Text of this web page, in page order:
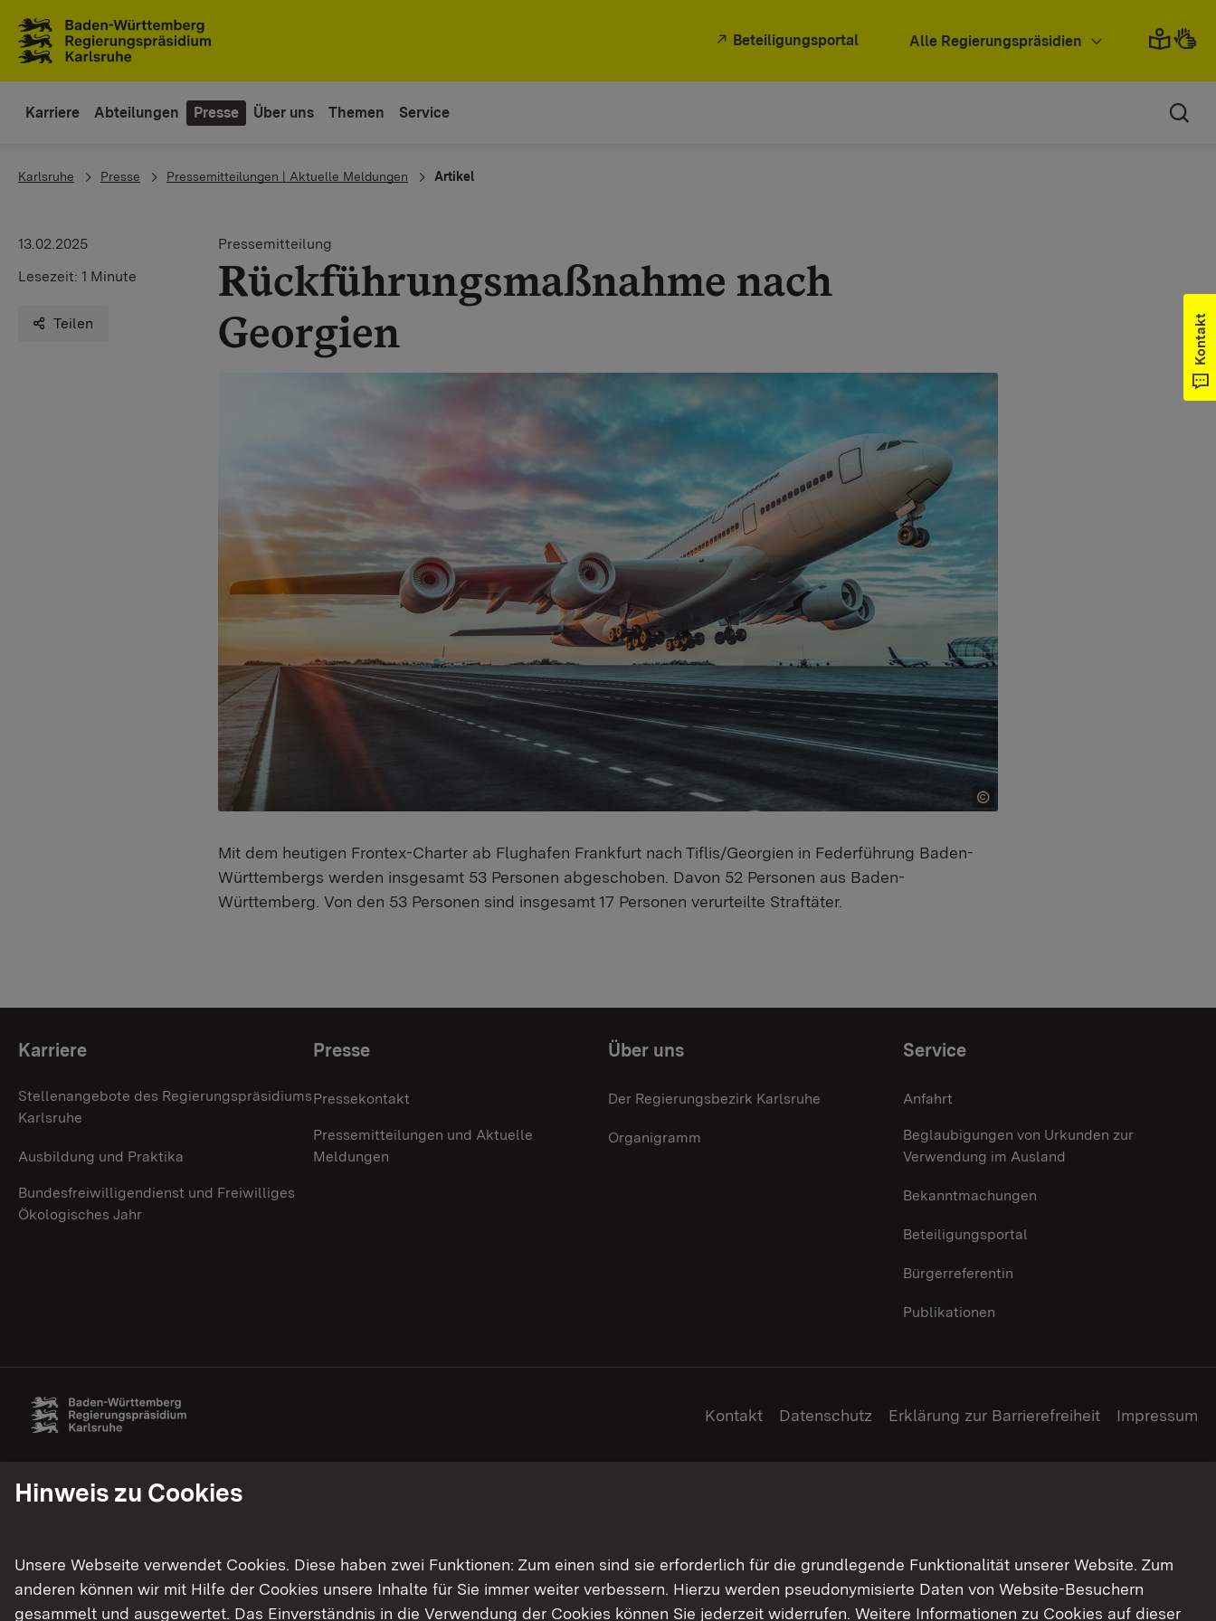
Beteiligungsportal Alle Regierungspräsidien
Karriere Abteilungen Presse Über uns Themen Service
You are here:
Karlsruhe Presse Pressemitteilungen | Aktuelle Meldungen Artikel
13.02.2025
Lesezeit: 1 Minute
Teilen
Pressemitteilung
Rückführungsmaßnahme nach
Georgien
Mit dem heutigen Frontex-Charter ab Flughafen Frankfurt nach Tiflis/Georgien in Federführung Baden-
Württembergs werden insgesamt 53 Personen abgeschoben. Davon 52 Personen aus Baden-
Württemberg. Von den 53 Personen sind insgesamt 17 Personen verurteilte Straftäter.
Kontakt
Themenübersicht
Karriere
Stellenangebote des Regierungspräsidiums
Karlsruhe
Ausbildung und Praktika
Bundesfreiwilligendienst und Freiwilliges
Ökologisches Jahr
Presse
Pressekontakt
Pressemitteilungen und Aktuelle
Meldungen
Über uns
Der Regierungsbezirk Karlsruhe
Organigramm
Service
Anfahrt
Beglaubigungen von Urkunden zur
Verwendung im Ausland
Bekanntmachungen
Beteiligungsportal
Bürgerreferentin
Publikationen
Kontakt Datenschutz Erklärung zur Barrierefreiheit Impressum
Hinweis zu Cookies
Unsere Webseite verwendet Cookies. Diese haben zwei Funktionen: Zum einen sind sie erforderlich für die grundlegende Funktionalität unserer Website. Zum
anderen können wir mit Hilfe der Cookies unsere Inhalte für Sie immer weiter verbessern. Hierzu werden pseudonymisierte Daten von Website-Besuchern
gesammelt und ausgewertet. Das Einverständnis in die Verwendung der Cookies können Sie jederzeit widerrufen. Weitere Informationen zu Cookies auf dieser